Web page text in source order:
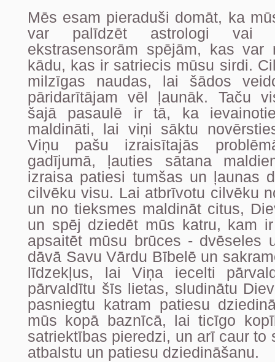
Mēs esam pieraduši domāt, ka
var palīdzēt astrologi vai
ekstrasensorām spējām, kas var
kādu, kas ir satriecis mūsu sirdi.
milzīgas naudas, lai šādos
pāridarītājam vēl ļaunāk. Taču
šajā pasaulē ir tā, ka
maldināti, lai viņi sāktu
Viņu pašu izraisītajās
gadījumā, ļauties sātana
izraisa patiesi tumšas un ļaunas
cilvēku visu. Lai atbrīvotu cilvēku
un no tieksmes maldināt citus,
un spēj dziedēt mūs katru, kam
apsaitēt mūsu brūces - dvēseles
dāvā Savu Vārdu Bībelē un
līdzekļus, lai Viņa iecelti
pārvaldītu šīs lietas, sludinātu
pasniegtu katram patiesu
mūs kopā baznīcā, lai ticīgo
satriektības pieredzi, un arī caur to
atbalstu un patiesu dziedināšanu.